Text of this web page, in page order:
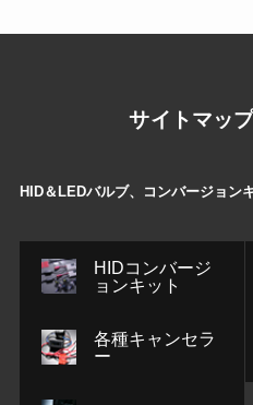
サイトマッ
HID＆LEDバルブ、コンバージョン
HIDコンバージ
ョンキット
各種キャンセラ
ー